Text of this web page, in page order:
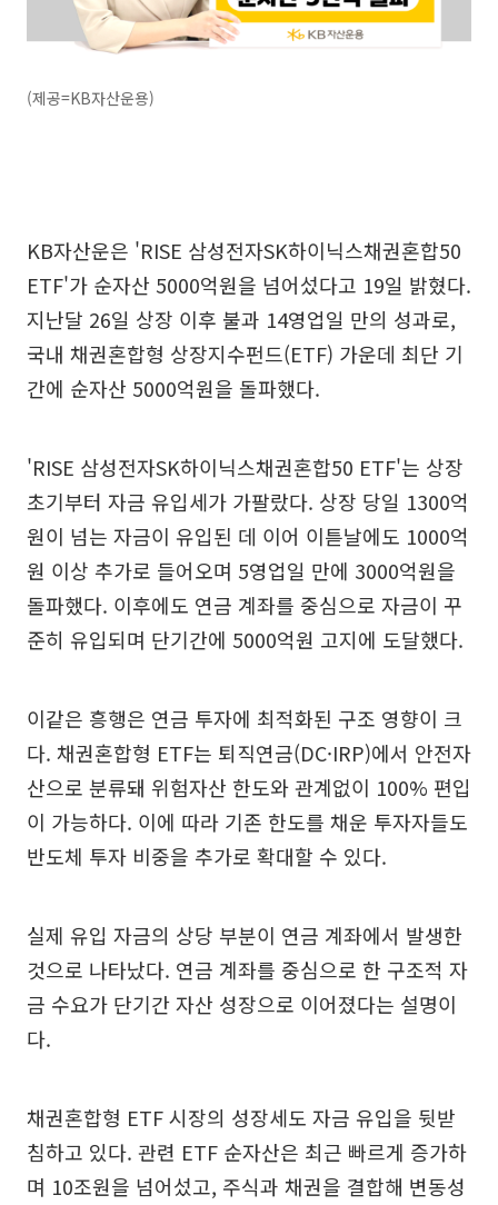
(제공=KB자산운용)
KB자산운은 'RISE 삼성전자SK하이닉스채권혼합50
ETF'가 순자산 5000억원을 넘어섰다고 19일 밝혔다.
지난달 26일 상장 이후 불과 14영업일 만의 성과로,
국내 채권혼합형 상장지수펀드(ETF) 가운데 최단 기
간에 순자산 5000억원을 돌파했다.
'RISE 삼성전자SK하이닉스채권혼합50 ETF'는 상장
초기부터 자금 유입세가 가팔랐다. 상장 당일 1300억
원이 넘는 자금이 유입된 데 이어 이튿날에도 1000억
원 이상 추가로 들어오며 5영업일 만에 3000억원을
돌파했다. 이후에도 연금 계좌를 중심으로 자금이 꾸
준히 유입되며 단기간에 5000억원 고지에 도달했다.
이같은 흥행은 연금 투자에 최적화된 구조 영향이 크
다. 채권혼합형 ETF는 퇴직연금(DC·IRP)에서 안전자
산으로 분류돼 위험자산 한도와 관계없이 100% 편입
이 가능하다. 이에 따라 기존 한도를 채운 투자자들도
반도체 투자 비중을 추가로 확대할 수 있다.
실제 유입 자금의 상당 부분이 연금 계좌에서 발생한
것으로 나타났다. 연금 계좌를 중심으로 한 구조적 자
금 수요가 단기간 자산 성장으로 이어졌다는 설명이
다.
채권혼합형 ETF 시장의 성장세도 자금 유입을 뒷받
침하고 있다. 관련 ETF 순자산은 최근 빠르게 증가하
며 10조원을 넘어섰고, 주식과 채권을 결합해 변동성